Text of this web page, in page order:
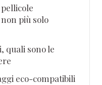
più solo
quali sono le
eco-compatibili